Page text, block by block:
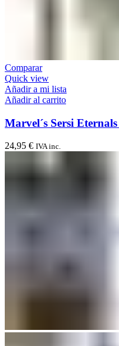
Comparar
Quick view
Añadir a mi lista
Añadir al carrito
Marvel´s Sersi
24,95 € IVA inc.